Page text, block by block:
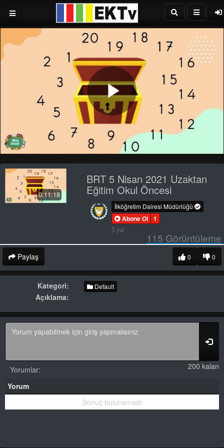
Play
Video
0:11:18
BRT 5 Nisan 2021 Uzaktan
Eğitim Okul Öncesi
İlköğretim Dairesi Müdürlüğü
Abone Ol 1
5 yıl
115 Görüntüleme
Paylaş 0
0
Kategori: Default
Açıklama:
200 kalan
Yorumlar:
Yorum
Sonuç bulunamadı